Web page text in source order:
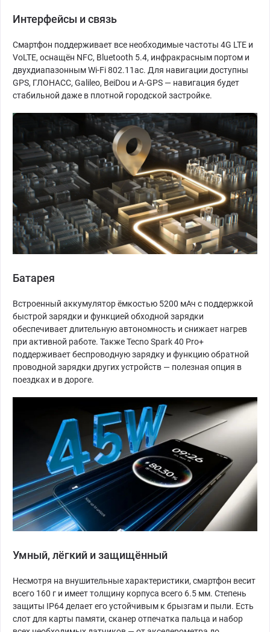
Интерфейсы и связь
Смартфон поддерживает все необходимые частоты 4G LTE и
VoLTE, оснащён NFC, Bluetooth 5.4, инфракрасным портом и
двухдиапазонным Wi-Fi 802.11ac. Для навигации доступны
GPS, ГЛОНАСС, Galileo, BeiDou и A-GPS — навигация будет
стабильной даже в плотной городской застройке.
Батарея
Встроенный аккумулятор ёмкостью 5200 мАч с поддержкой
быстрой зарядки и функцией обходной зарядки
обеспечивает длительную автономность и снижает нагрев
при активной работе. Также Tecno Spark 40 Pro+
поддерживает беспроводную зарядку и функцию обратной
проводной зарядки других устройств — полезная опция в
поездках и в дороге.
Умный, лёгкий и защищённый
Несмотря на внушительные характеристики, смартфон весит
всего 160 г и имеет толщину корпуса всего 6.5 мм. Степень
защиты IP64 делает его устойчивым к брызгам и пыли. Есть
слот для карты памяти, сканер отпечатка пальца и набор